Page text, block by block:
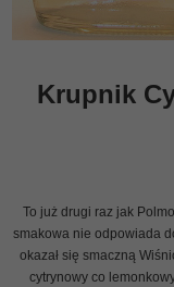
Krupnik
To już drugi raz jak
smakowa nie odpowiada
okazał się smaczną
cytrynowy co